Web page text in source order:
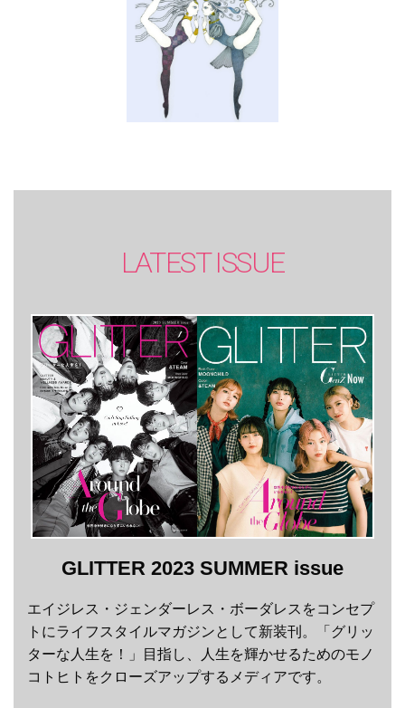
LATEST ISSUE
GLITTER 2023 SUMMER issue
エイジレス・ジェンダーレス・ボーダレスをコンセプ
トにライフスタイルマガジンとして新装刊。「グリッ
ターな人生を！」目指し、人生を輝かせるためのモノ
コトヒトをクローズアップするメディアです。